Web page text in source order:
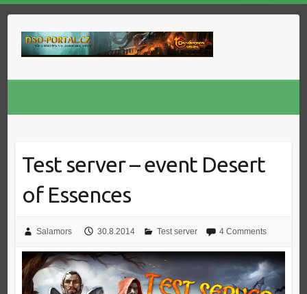
content
Test server – event Desert
of Essences
Salamors 30.8.2014 Test server 4 Comments